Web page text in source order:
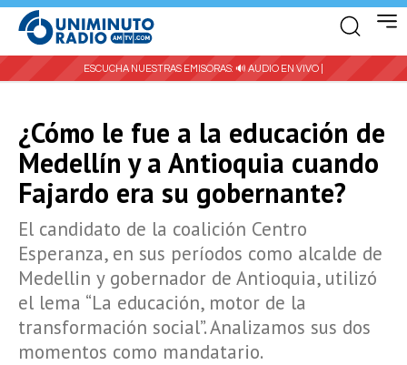
ESCUCHA NUESTRAS EMISORAS: 🔊 AUDIO EN VIVO |
¿Cómo le fue a la educación de
Medellín y a Antioquia cuando
Fajardo era su gobernante?
El candidato de la coalición Centro
Esperanza, en sus períodos como alcalde de
Medellin y gobernador de Antioquia, utilizó
el lema “La educación, motor de la
transformación social”. Analizamos sus dos
momentos como mandatario.